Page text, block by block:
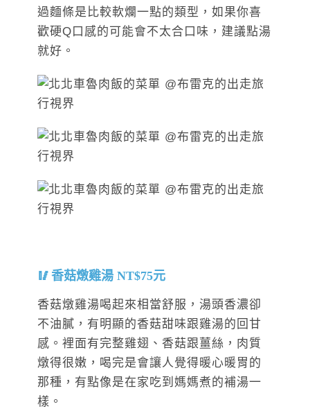
過麵條是比較軟爛一點的類型，如果你喜
歡硬Q口感的可能會不太合口味，建議點湯
就好。
香菇燉雞湯 NT$75元
香菇燉雞湯喝起來相當舒服，湯頭香濃卻
不油膩，有明顯的香菇甜味跟雞湯的回甘
感。裡面有完整雞翅、香菇跟薑絲，肉質
燉得很嫩，喝完是會讓人覺得暖心暖胃的
那種，有點像是在家吃到媽媽煮的補湯一
樣。